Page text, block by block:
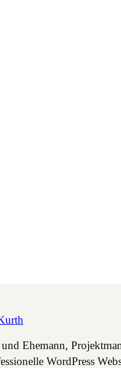
Ehemann,
WordPress